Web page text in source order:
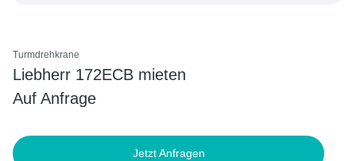
Turmdrehkrane
Liebherr 172ECB mieten
Auf Anfrage
Jetzt Anfragen